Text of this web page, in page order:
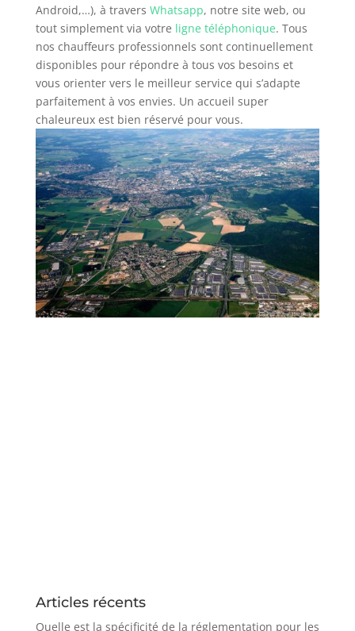
Android,…), à travers Whatsapp, notre site web, ou
tout simplement via votre ligne téléphonique. Tous
nos chauffeurs professionnels sont continuellement
disponibles pour répondre à tous vos besoins et
vous orienter vers le meilleur service qui s’adapte
parfaitement à vos envies. Un accueil super
chaleureux est bien réservé pour vous.
Articles récents
Quelle est la spécificité de la réglementation pour les